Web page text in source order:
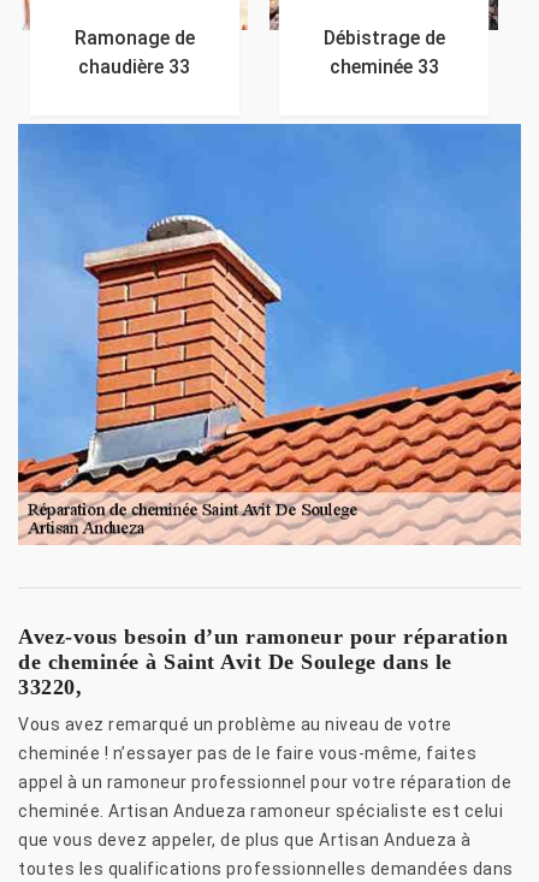
Ramonage de
chaudière 33
Débistrage de
cheminée 33
Avez-vous besoin d’un ramoneur pour réparation
de cheminée à Saint Avit De Soulege dans le
33220,
Vous avez remarqué un problème au niveau de votre
cheminée ! n’essayer pas de le faire vous-même, faites
appel à un ramoneur professionnel pour votre réparation de
cheminée. Artisan Andueza ramoneur spécialiste est celui
que vous devez appeler, de plus que Artisan Andueza à
toutes les qualifications professionnelles demandées dans